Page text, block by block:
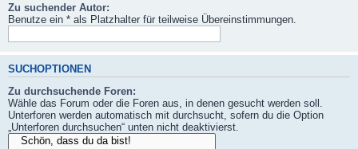
Zu suchender Autor:
Benutze ein * als Platzhalter für teilweise Übereinstimmungen.
SUCHOPTIONEN
Zu durchsuchende Foren:
Wähle das Forum oder die Foren aus, in denen gesucht werden soll.
Unterforen werden automatisch mit durchsucht, sofern du die Option
„Unterforen durchsuchen“ unten nicht deaktivierst.